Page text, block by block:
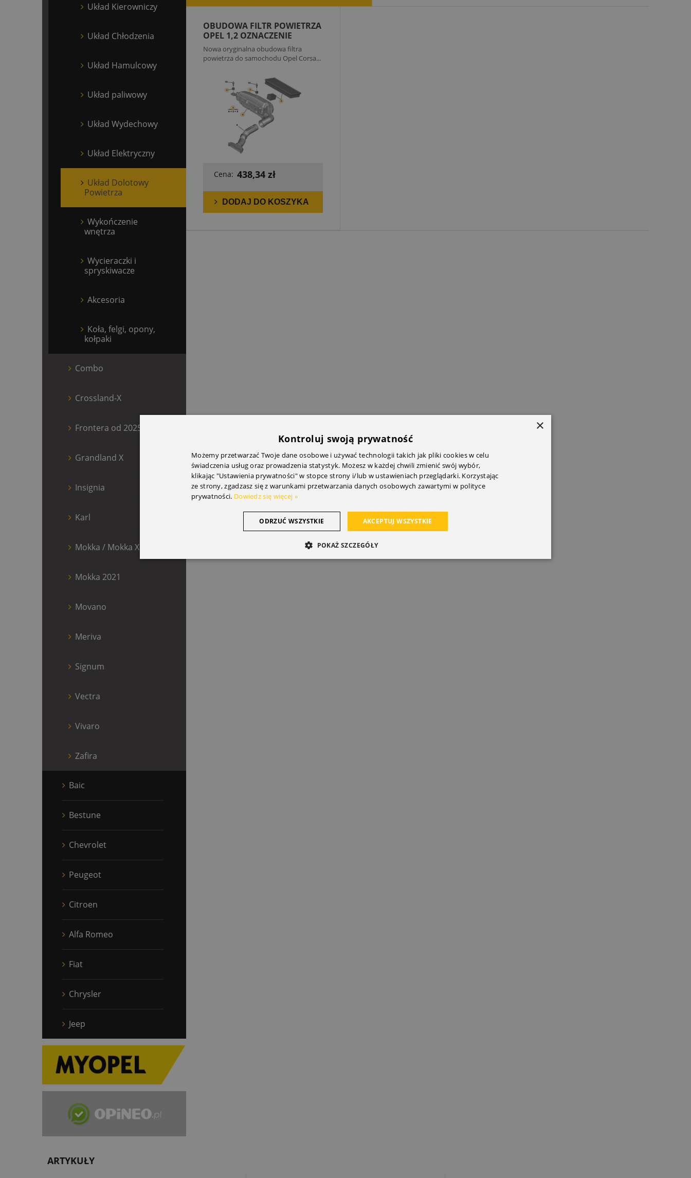
Układ Kierowniczy
Układ Chłodzenia
Układ Hamulcowy
Układ paliwowy
Układ Wydechowy
Układ Elektryczny
Układ Dolotowy
Powietrza
Wykończenie
wnętrza
Wycieraczki i
spryskiwacze
Akcesoria
Koła, felgi, opony,
kołpaki
Combo
Crossland-X
Frontera od 2025
Grandland X
Insignia
Karl
Mokka / Mokka X
Mokka 2021
Movano
Meriva
Signum
Vectra
Vivaro
Zafira
Baic
Bestune
Chevrolet
Peugeot
Citroen
Alfa Romeo
Fiat
Chrysler
Jeep
OBUDOWA FILTR POWIETRZA
OPEL 1,2 OZNACZENIE
EB2ADT
Nowa oryginalna obudowa filtra
powietrza do samochodu Opel Corsa...
Cena: 438,34 zł
DODAJ DO KOSZYKA
ARTYKUŁY
×
Kontroluj swoją prywatność
Możemy przetwarzać Twoje dane osobowe i używać technologii takich jak pliki cookies w celu
świadczenia usług oraz prowadzenia statystyk. Możesz w każdej chwili zmienić swój wybór,
klikając "Ustawienia prywatności" w stopce strony i/lub w ustawieniach przeglądarki. Korzystając
ze strony, zgadzasz się z warunkami przetwarzania danych osobowych zawartymi w polityce
prywatności. Dowiedz się więcej »
AKCEPTUJ WSZYSTKIE
ODRZUĆ WSZYSTKIE
POKAŻ SZCZEGÓŁY